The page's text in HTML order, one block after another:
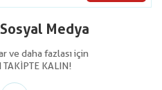
Sosyal Medya
ve daha fazlası için
TAKİPTE KALIN!